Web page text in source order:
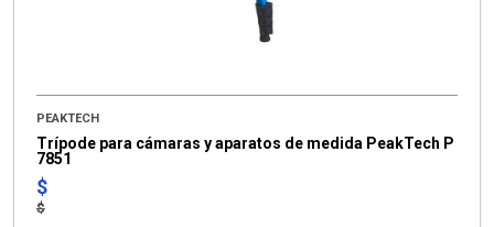
PEAKTECH
Trípode para cámaras y aparatos de medida PeakTech P
7851
$
$